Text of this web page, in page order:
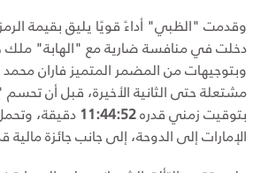
وقدمت "الظبي" أداءً قويًا يليق بقيمة
دخلت في منافسة ضارية مع "الهابة" ملك
وبتوجيهات من المضمر المتميز فاران محمد
مشتعلة حتى الثانية الأخيرة، قبل أن
بتوقيت زمني قدره11:44:52دقيقة،
الإمارات إلى الدوحة، إلى جانب جائزة مالية قدرها 3